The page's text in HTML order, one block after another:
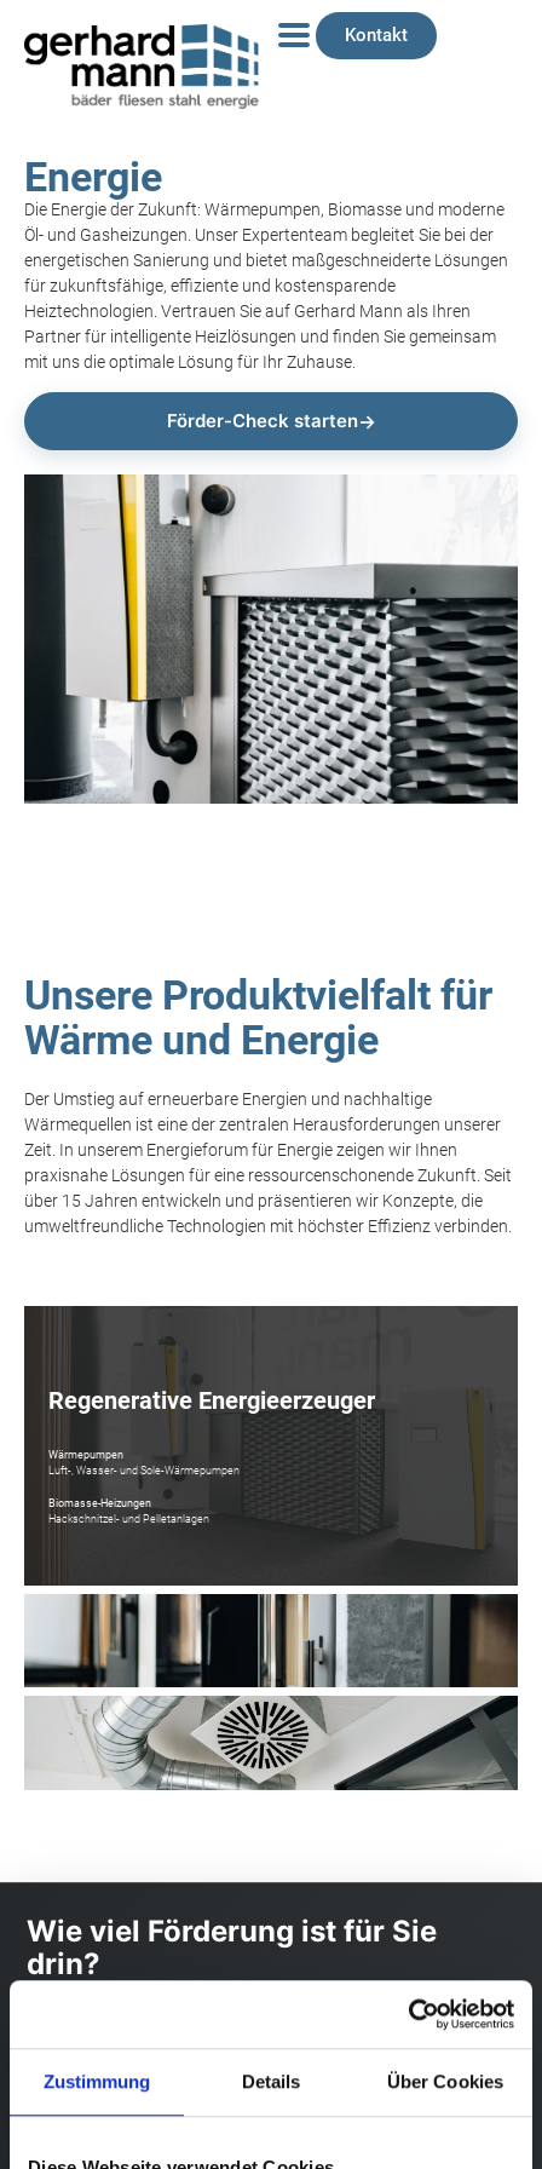
Zustimmung Details Über Cookies
Kontakt
Energie
Die Energie der Zukunft: Wärmepumpen, Biomasse und moderne
Öl- und Gasheizungen. Unser Expertenteam begleitet Sie bei der
energetischen Sanierung und bietet maßgeschneiderte Lösungen
für zukunftsfähige, effiziente und kostensparende
Heiztechnologien. Vertrauen Sie auf Gerhard Mann als Ihren
Partner für intelligente Heizlösungen und finden Sie gemeinsam
mit uns die optimale Lösung für Ihr Zuhause.
Förder-Check starten
Unsere Produktvielfalt für
Wärme und Energie
Der Umstieg auf erneuerbare Energien und nachhaltige
Wärmequellen ist eine der zentralen Herausforderungen unserer
Zeit. In unserem Energieforum für Energie zeigen wir Ihnen
praxisnahe Lösungen für eine ressourcenschonende Zukunft. Seit
über 15 Jahren entwickeln und präsentieren wir Konzepte, die
umweltfreundliche Technologien mit höchster Effizienz verbinden.
Regenerative Energieerzeuger
Wärmepumpen
Luft-, Wasser- und Sole-Wärmepumpen
Biomasse-Heizungen
Hackschnitzel- und Pelletanlagen
Wie viel Förderung ist für Sie
drin?
Wenige Fragen genügen – wir zeigen Ihnen, welche
Kostenlos und unverbindlich.